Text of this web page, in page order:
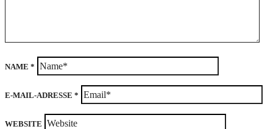
NAME *
E-MAIL-ADRESSE *
WEBSITE